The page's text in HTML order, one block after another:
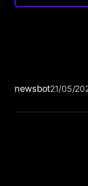
newsbot21/05/